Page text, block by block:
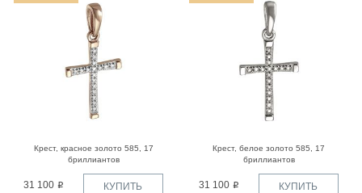
Крест, красное золото 585, 17
бриллиантов
31 100 КУПИТЬ
Крест, белое золото 585, 17
бриллиантов
31 100 КУПИТЬ